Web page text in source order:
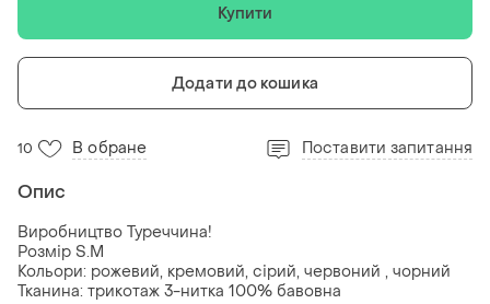
Купити
Додати до кошика
10 В обране Поставити запитання
Опис
Виробництво Туреччина!
Розмір S.M
Кольори: рожевий, кремовий, сірий, червоний , чорний
Тканина: трикотаж 3-нитка 100% бавовна